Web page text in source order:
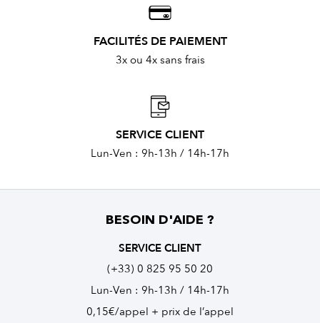
FACILITÉS DE PAIEMENT
3x ou 4x sans frais
SERVICE CLIENT
Lun-Ven : 9h-13h / 14h-17h
BESOIN D'AIDE ?
SERVICE CLIENT
(+33) 0 825 95 50 20
Lun-Ven : 9h-13h / 14h-17h
0,15€/appel + prix de l’appel